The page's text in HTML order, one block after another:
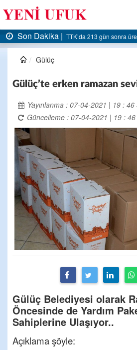
5 milyar liraya dayandı
Son Dakika |AK Parti Ereğli İlçe
Gülüç
Gülüç’te erken ramazan
Yayınlanma : 07-04-2021 | 19 : 46
Güncelleme : 07-04-2021 | 19 :
Gülüç Belediyesi olarak
Öncesinde de Yardım
Sahiplerine Ulaşıyor..
Açıklama şöyle: